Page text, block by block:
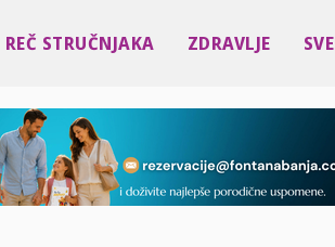
REČ STRUČNJAKA ZDRAVLJE